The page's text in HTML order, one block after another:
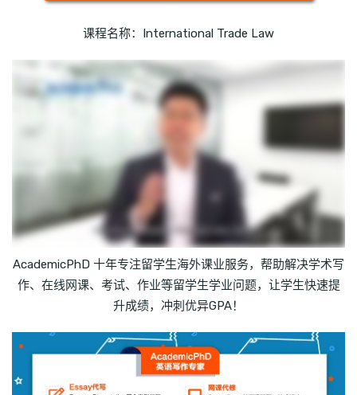
课程名称：International Trade Law
AcademicPhD 十年专注留学生海外课业服务，帮助解决学术写
作、在线网课、考试、作业等留学生学业问题，让学生快速提
升成绩，冲刺优异GPA！